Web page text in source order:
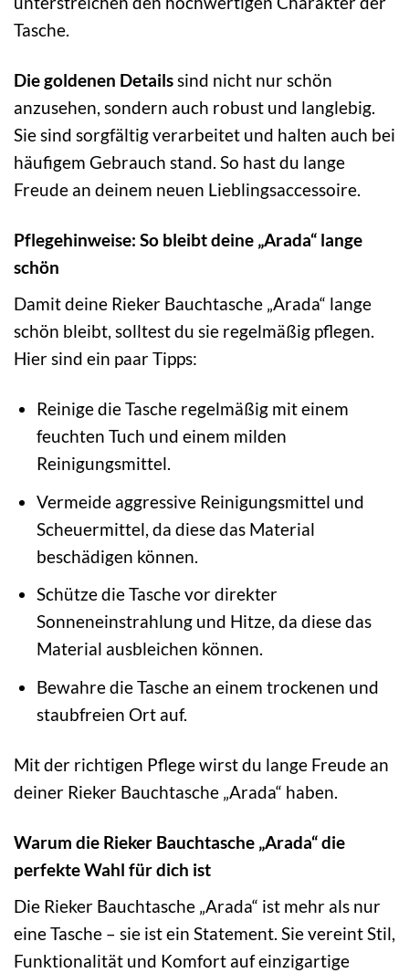
Tasche.
Die goldenen Detailssind nicht nur schön
anzusehen, sondern auch robust und langlebig.
Sie sind sorgfältig verarbeitet und halten auch bei
häufigem Gebrauch stand. So hast du lange
Freude an deinem neuen Lieblingsaccessoire.
Pflegehinweise: So bleibt deine „Arada“ lange
schön
Damit deine Rieker Bauchtasche „Arada“ lange
schön bleibt, solltest du sie regelmäßig pflegen.
Hier sind ein paar Tipps:
Reinige die Tasche regelmäßig mit einem
feuchten Tuch und einem milden
Reinigungsmittel.
Vermeide aggressive Reinigungsmittel und
Scheuermittel, da diese das Material
beschädigen können.
Schütze die Tasche vor direkter
Sonneneinstrahlung und Hitze, da diese das
Material ausbleichen können.
Bewahre die Tasche an einem trockenen und
staubfreien Ort auf.
Mit der richtigen Pflege wirst du lange Freude an
deiner Rieker Bauchtasche „Arada“ haben.
Warum die Rieker Bauchtasche „Arada“ die
perfekte Wahl für dich ist
Die Rieker Bauchtasche „Arada“ ist mehr als nur
eine Tasche – sie ist ein Statement. Sie vereint Stil,
Funktionalität und Komfort auf einzigartige